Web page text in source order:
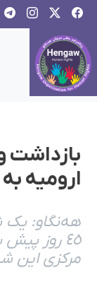
بازداشت
ارومیە
هەنگاو: یک
٤٥ روز
مرکزی این